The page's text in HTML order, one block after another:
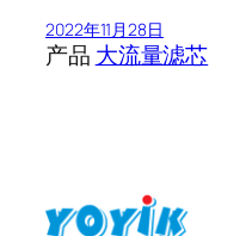
2022年11月28日
产品 大流量滤芯